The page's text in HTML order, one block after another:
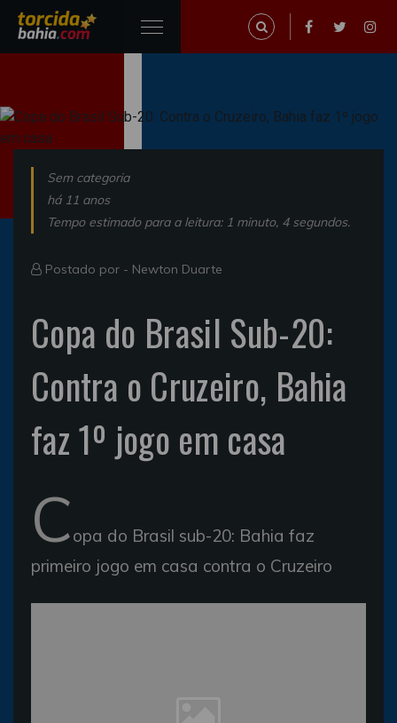
Sem categoria
há 11 anos
Tempo estimado para a leitura: 1 minuto, 4 segundos.
Postado por - Newton Duarte
Copa do Brasil Sub-20:
Contra o Cruzeiro, Bahia
faz 1º jogo em casa
Copa do Brasil sub-20: Bahia faz
primeiro jogo em casa contra o Cruzeiro